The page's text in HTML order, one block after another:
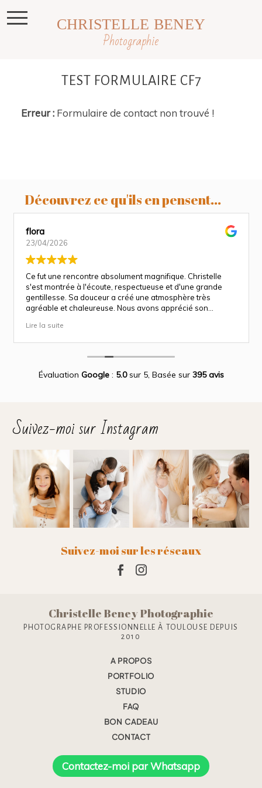
Photographie
CHRISTELLE BENEY
TEST FORMULAIRE CF7
Erreur :Formulaire de contact non trouvé !
Découvrez ce qu'ils en pensent...
flora
23/04/2026
Ce fut une rencontre absolument magnifique. Christelle
s'est montrée à l'écoute, respectueuse et d'une grande
gentillesse. Sa douceur a créé une atmosphère très
agréable et chaleureuse. Nous avons apprécié son
(grossesse et naissance). Ce fut une expérience des plus
Encore merci infiniment.
Lire la suite
Évaluation Google: 5.0sur 5, Basée sur 395 avis
Suivez-moi sur Instagram
Suivez-moi sur les réseaux
Christelle Beney Photographie
PHOTOGRAPHE PROFESSIONNELLE À TOULOUSE DEPUIS
2010
A PROPOS
PORTFOLIO
STUDIO
FAQ
BON CADEAU
CONTACT
Contactez-moi par Whatsapp